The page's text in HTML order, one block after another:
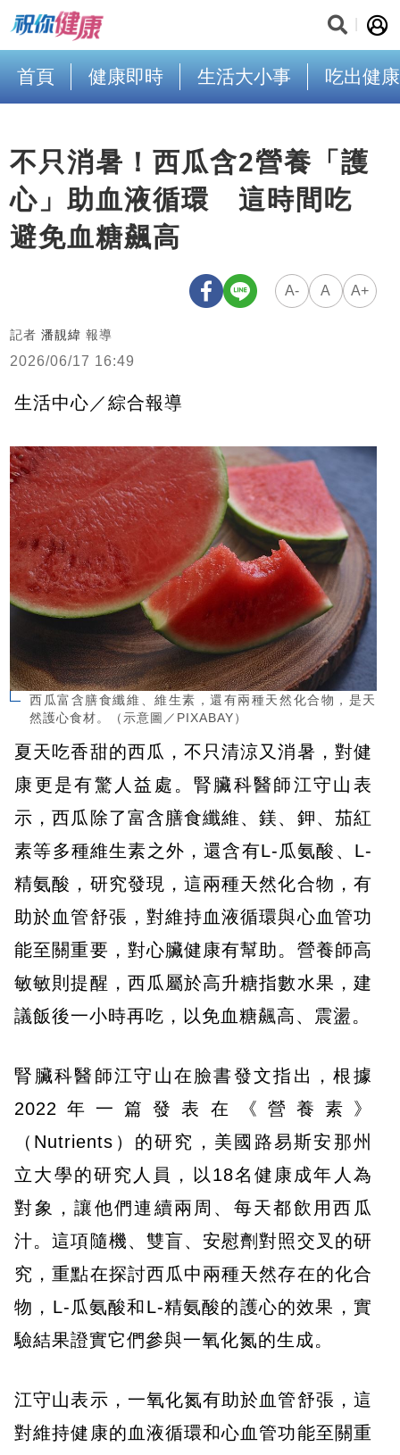
首頁 健康即時 生活大小事 吃出健康
不只消暑！西瓜含2營養「護
心」助血液循環 這時間吃
避免血糖飆高
A- A A+
記者 潘靚緯 報導
2026/06/17 16:49
生活中心／綜合報導
西瓜富含膳食纖維、維生素，還有兩種天然化合物，是天
然護心食材。（示意圖／PIXABAY）
夏天吃香甜的西瓜，不只清涼又消暑，對健
康更是有驚人益處。腎臟科醫師江守山表
示，西瓜除了富含膳食纖維、鎂、鉀、茄紅
素等多種維生素之外，還含有L-瓜氨酸、L-
精氨酸，研究發現，這兩種天然化合物，有
助於血管舒張，對維持血液循環與心血管功
能至關重要，對心臟健康有幫助。營養師高
敏敏則提醒，西瓜屬於高升糖指數水果，建
議飯後一小時再吃，以免血糖飆高、震盪。
腎臟科醫師江守山在臉書發文指出，根據
2022年一篇發表在《營養素》
（Nutrients）的研究，美國路易斯安那州
立大學的研究人員，以18名健康成年人為
對象，讓他們連續兩周、每天都飲用西瓜
汁。這項隨機、雙盲、安慰劑對照交叉的研
究，重點在探討西瓜中兩種天然存在的化合
物，L-瓜氨酸和L-精氨酸的護心的效果，實
驗結果證實它們參與一氧化氮的生成。
江守山表示，一氧化氮有助於血管舒張，這
對維持健康的血液循環和心血管功能至關重